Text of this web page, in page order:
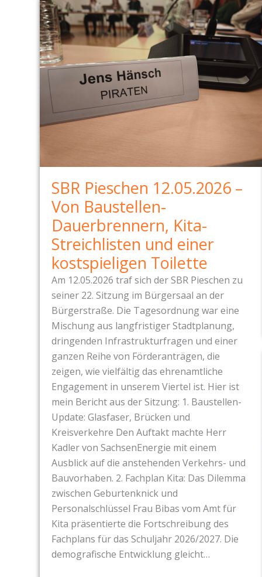
SBR Pieschen 12.05.2026 –
Von Baustellen-
Dauerbrennern, Kita-
Streichlisten und einer
kostspieligen Toilette
Am 12.05.2026 traf sich der SBR Pieschen zu
seiner 22. Sitzung im Bürgersaal an der
Bürgerstraße. Die Tagesordnung war eine
Mischung aus langfristiger Stadtplanung,
dringenden Infrastrukturfragen und einer
ganzen Reihe von Förderanträgen, die
zeigen, wie vielfältig das ehrenamtliche
Engagement in unserem Viertel ist. Hier ist
mein Bericht aus der Sitzung: 1. Baustellen-
Update: Glasfaser, Brücken und
Kreisverkehre Den Auftakt machte Herr
Kadler von SachsenEnergie mit einem
Ausblick auf die anstehenden Verkehrs- und
Bauvorhaben. 2. Fachplan Kita: Das Dilemma
zwischen Geburtenknick und
Personalschlüssel Frau Bibas vom Amt für
Kita präsentierte die Fortschreibung des
Fachplans für das Schuljahr 2026/2027. Die
demografische Entwicklung gleicht…